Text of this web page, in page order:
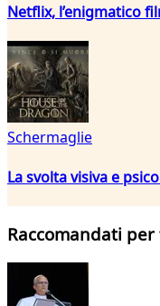
Netflix, l’enigmatico
Schermaglie
La svolta visiva e
Raccomandati per